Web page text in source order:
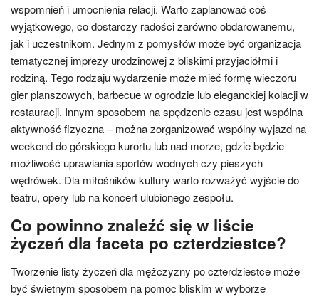
wspomnień i umocnienia relacji. Warto zaplanować coś
wyjątkowego, co dostarczy radości zarówno obdarowanemu,
jak i uczestnikom. Jednym z pomysłów może być organizacja
tematycznej imprezy urodzinowej z bliskimi przyjaciółmi i
rodziną. Tego rodzaju wydarzenie może mieć formę wieczoru
gier planszowych, barbecue w ogrodzie lub eleganckiej kolacji w
restauracji. Innym sposobem na spędzenie czasu jest wspólna
aktywność fizyczna – można zorganizować wspólny wyjazd na
weekend do górskiego kurortu lub nad morze, gdzie będzie
możliwość uprawiania sportów wodnych czy pieszych
wędrówek. Dla miłośników kultury warto rozważyć wyjście do
teatru, opery lub na koncert ulubionego zespołu.
Co powinno znaleźć się w liście
życzeń dla faceta po czterdziestce?
Tworzenie listy życzeń dla mężczyzny po czterdziestce może
być świetnym sposobem na pomoc bliskim w wyborze